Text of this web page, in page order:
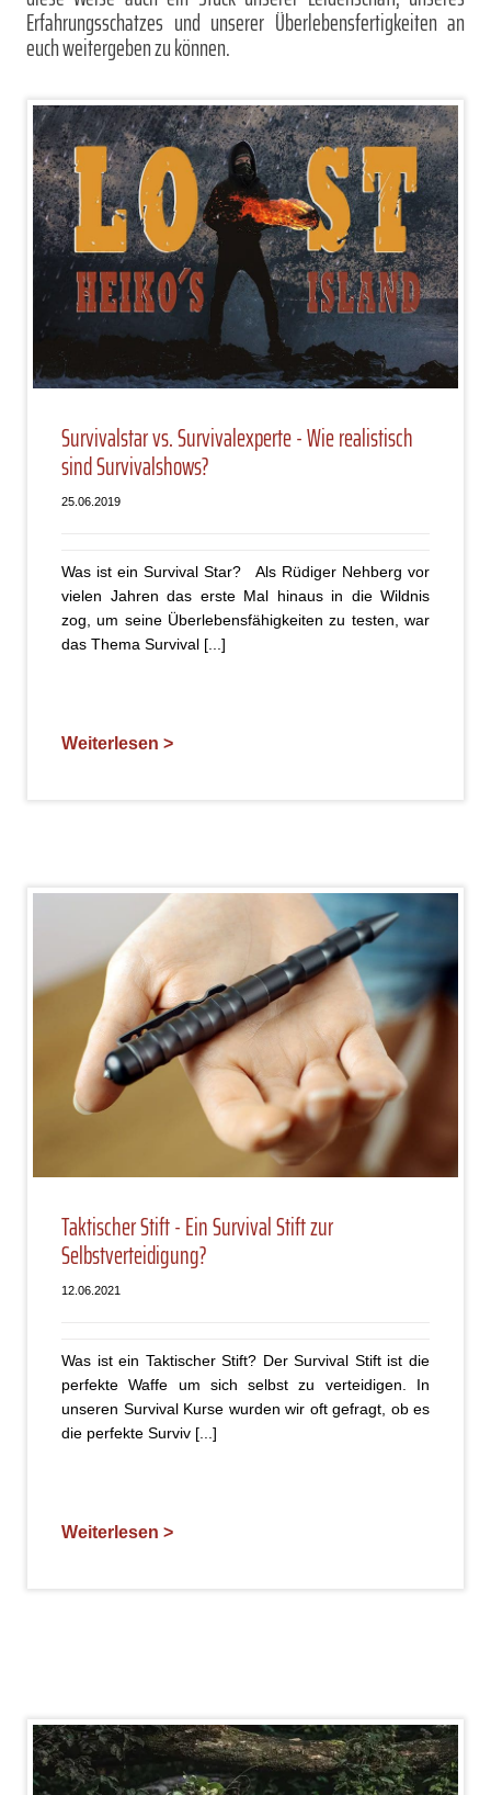
Erfahrungsschatzes und unserer Überlebensfertigkeiten an
euch weitergeben zu können.
Survivalstar vs. Survivalexperte - Wie realistisch
sind Survivalshows?
25.06.2019
Was ist ein Survival Star? Als Rüdiger Nehberg vor
vielen Jahren das erste Mal hinaus in die Wildnis
zog, um seine Überlebensfähigkeiten zu testen, war
das Thema Survival [...]
Weiterlesen >
Taktischer Stift - Ein Survival Stift zur
Selbstverteidigung?
12.06.2021
Was ist ein Taktischer Stift? Der Survival Stift ist die
perfekte Waffe um sich selbst zu verteidigen. In
unseren Survival Kurse wurden wir oft gefragt, ob es
die perfekte Surviv [...]
Weiterlesen >